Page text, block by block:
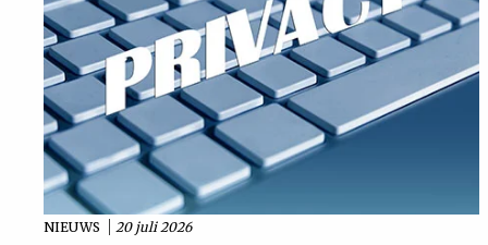
NIEUWS 20 juli 2026